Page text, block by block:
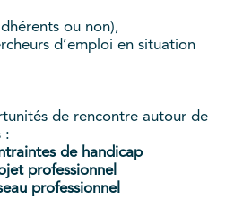
ou non),
d’emploi en situation
de rencontre autour de
:
de handicap
professionnel
professionnel